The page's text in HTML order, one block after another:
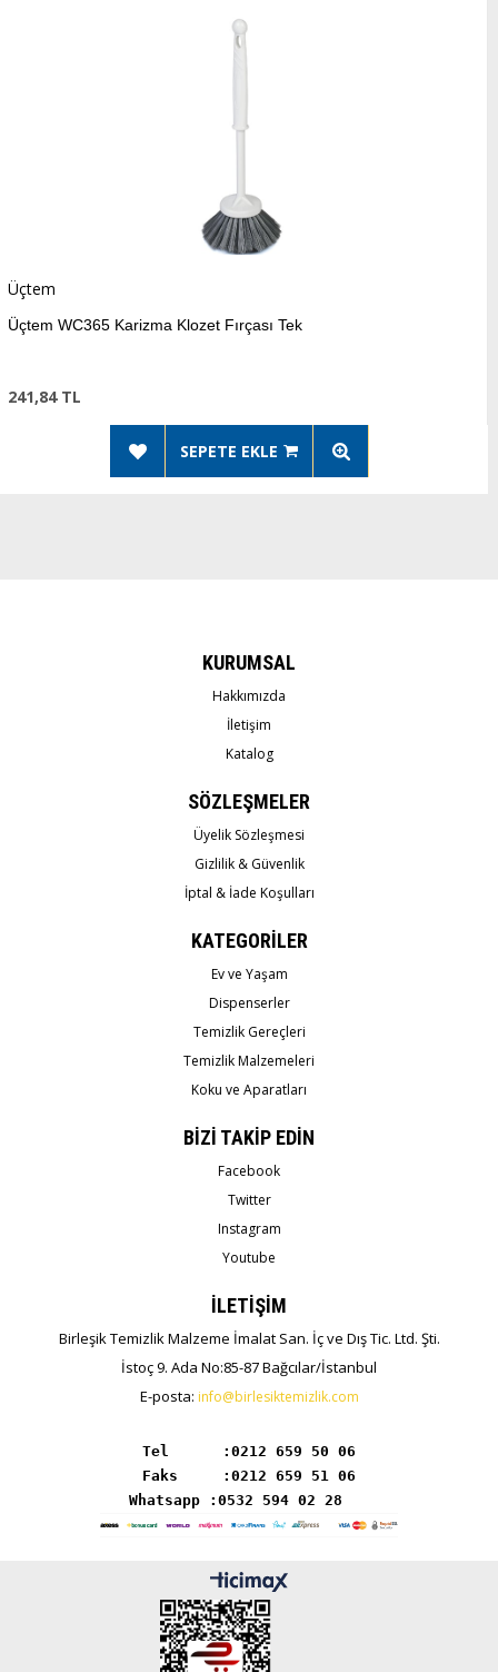
Karizma Klozet Fırçası Tek
SEPETE EKLE
KURUMSAL
Hakkımızda
İletişim
Katalog
SÖZLEŞMELER
Üyelik Sözleşmesi
Gizlilik & Güvenlik
İptal & İade Koşulları
KATEGORİLER
Ev ve Yaşam
Dispenserler
Temizlik Gereçleri
Temizlik Malzemeleri
Koku ve Aparatları
BİZİ TAKİP EDİN
Facebook
Twitter
Instagram
Youtube
İLETİŞİM
Birleşik Temizlik Malzeme İmalat San. İç ve Dış Tic. Ltd. Şti.
İstoç 9. Ada No:85-87 Bağcılar/İstanbul
E-posta: info@birlesiktemizlik.com
Tel      :
Whatsapp :0532 594 02 28